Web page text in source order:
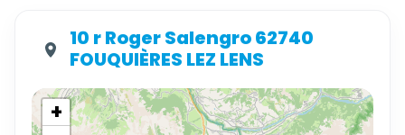
10 r Roger Salengro 62740
FOUQUIÈRES LEZ LENS
+